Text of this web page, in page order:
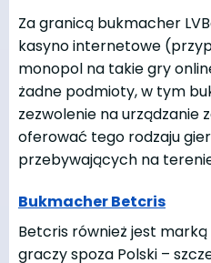
Za granicą bukmacher
kasyno internetowe
monopol na takie gry
żadne podmioty, w tym
zezwolenie na urządzanie
oferować tego rodzaju
przebywających na
Bukmacher Betcris
Betcris również jest
graczy spoza Polski –